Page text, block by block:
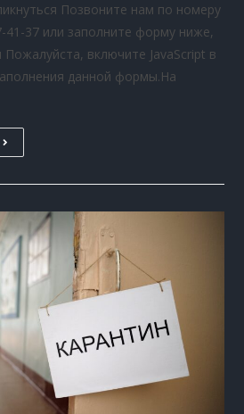
Позвоните нам по номеру
41-37 или заполните форму ниже,
включите JavaScript в
данной формы.На